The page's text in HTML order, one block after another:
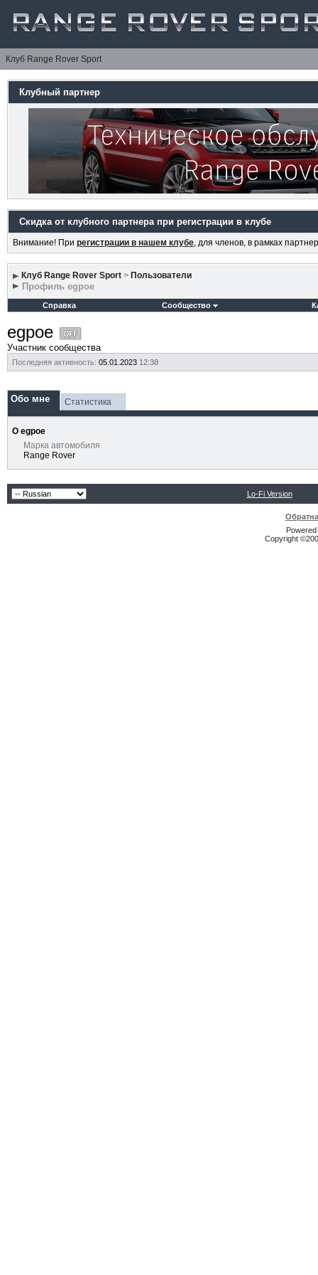
Клуб Range Rover Sport
Клубный партнер
Скидка от клубного партнера при регистрации в клубе
Внимание! При регистрации в нашем клубе, для членов, в рамках
Клуб Range Rover Sport > Пользователи
Профиль egpoe
Справка Сообщество
egpoe
Участник сообщества
Последняя активность: 05.01.2023 12:38
Обо мне Статистика
О egpoe
Марка автомобиля
Range Rover
Lo-Fi Version
Copyright